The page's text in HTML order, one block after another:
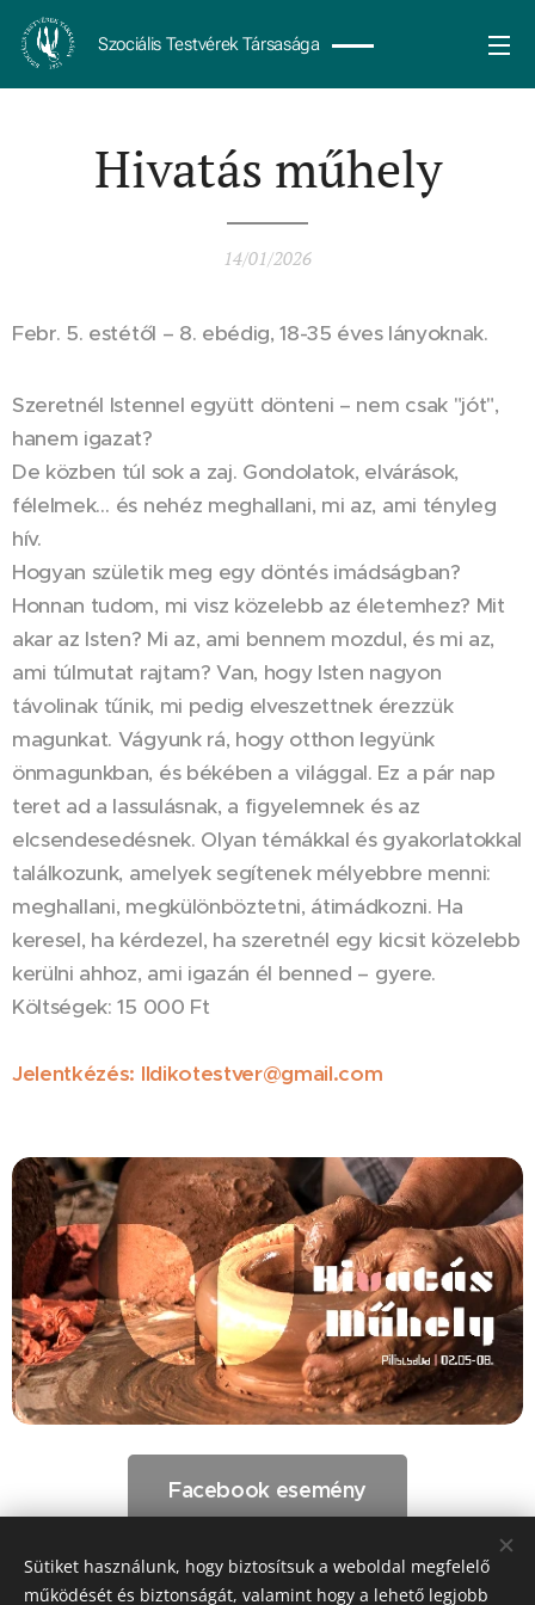
Szociális Testvérek Társasága
Hivatás műhely
14/01/2026
Febr. 5. estétől – 8. ebédig, 18-35 éves lányoknak.
Szeretnél Istennel együtt dönteni – nem csak "jót",
hanem igazat?
De közben túl sok a zaj. Gondolatok, elvárások,
félelmek… és nehéz meghallani, mi az, ami tényleg
hív.
Hogyan születik meg egy döntés imádságban?
Honnan tudom, mi visz közelebb az életemhez? Mit
akar az Isten? Mi az, ami bennem mozdul, és mi az,
ami túlmutat rajtam? Van, hogy Isten nagyon
távolinak tűnik, mi pedig elveszettnek érezzük
magunkat. Vágyunk rá, hogy otthon legyünk
önmagunkban, és békében a világgal. Ez a pár nap
teret ad a lassulásnak, a figyelemnek és az
elcsendesedésnek. Olyan témákkal és gyakorlatokkal
találkozunk, amelyek segítenek mélyebbre menni:
meghallani, megkülönböztetni, átimádkozni. Ha
keresel, ha kérdezel, ha szeretnél egy kicsit közelebb
kerülni ahhoz, ami igazán él benned – gyere.
Költségek: 15 000 Ft
Jelentkézés: Ildikotestver@gmail.com
Facebook esemény
Share
Sütiket használunk, hogy biztosítsuk a weboldal megfelelő
működését és biztonságát, valamint hogy a lehető legjobb